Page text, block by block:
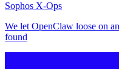
Sophos X-Ops
We let OpenClaw loose on
found